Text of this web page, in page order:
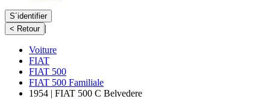
S´identifier
< Retour |
Voiture
FIAT
FIAT 500
FIAT 500 Familiale
1954 | FIAT 500 C Belvedere